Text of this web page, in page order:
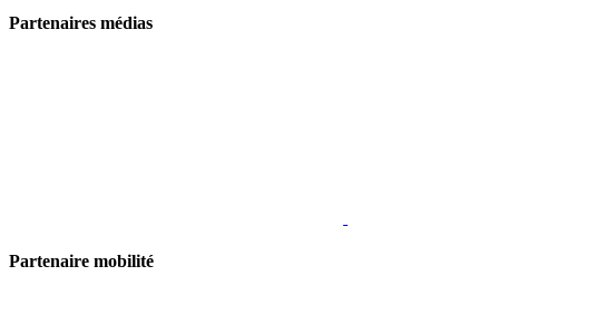
Partenaires médias
Partenaire mobilité